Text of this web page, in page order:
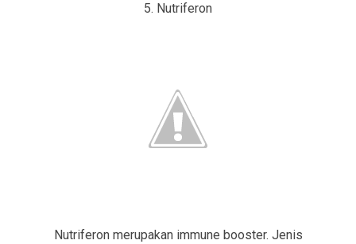
5. Nutriferon
Nutriferon merupakan immune booster. Jenis